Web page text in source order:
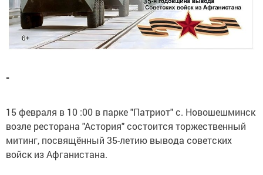
-
15 февраля в 10 :00 в парке "Патриот" с. Новошешминск
возле ресторана "Астория" состоится торжественный
митинг, посвящённый 35-летию вывода советских
войск из Афганистана.